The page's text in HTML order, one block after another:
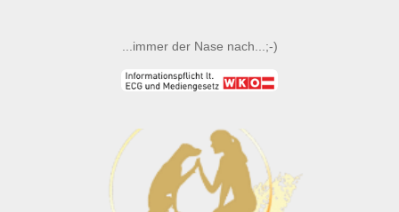
...immer der Nase nach...;-)